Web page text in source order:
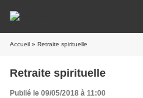
Accueil » Retraite spirituelle
Retraite spirituelle
Publié le 09/05/2018 à 11:00